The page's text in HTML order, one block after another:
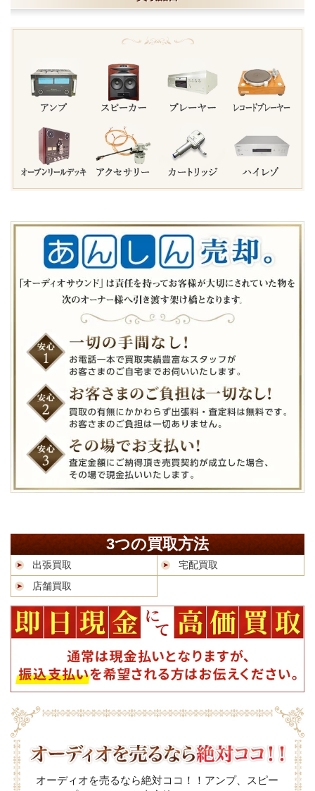
3つの買取方法
出張買取
宅配買取
店舗買取
オーディオを売るなら絶対ココ！！アンプ、スピー